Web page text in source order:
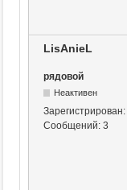
LisAnieL
рядовой
Неактивен
Зарегистрирован:
Сообщений: 3